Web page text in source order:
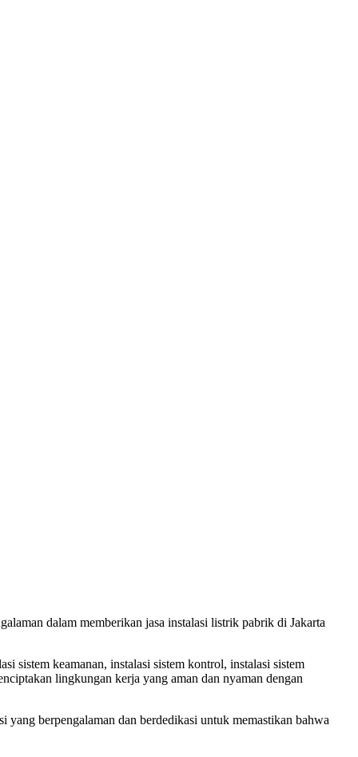
dalam memberikan jasa instalasi listrik pabrik di Jakarta
sistem keamanan, instalasi sistem kontrol, instalasi sistem
lingkungan kerja yang aman dan nyaman dengan
berpengalaman dan berdedikasi untuk memastikan bahwa